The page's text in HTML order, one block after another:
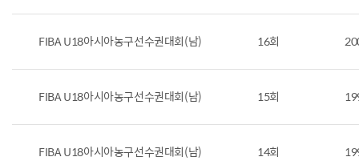
FIBA U18아시아농구선수권대회(남) 16회
FIBA U18아시아농구선수권대회(남) 15회
FIBA U18아시아농구선수권대회(남) 14회